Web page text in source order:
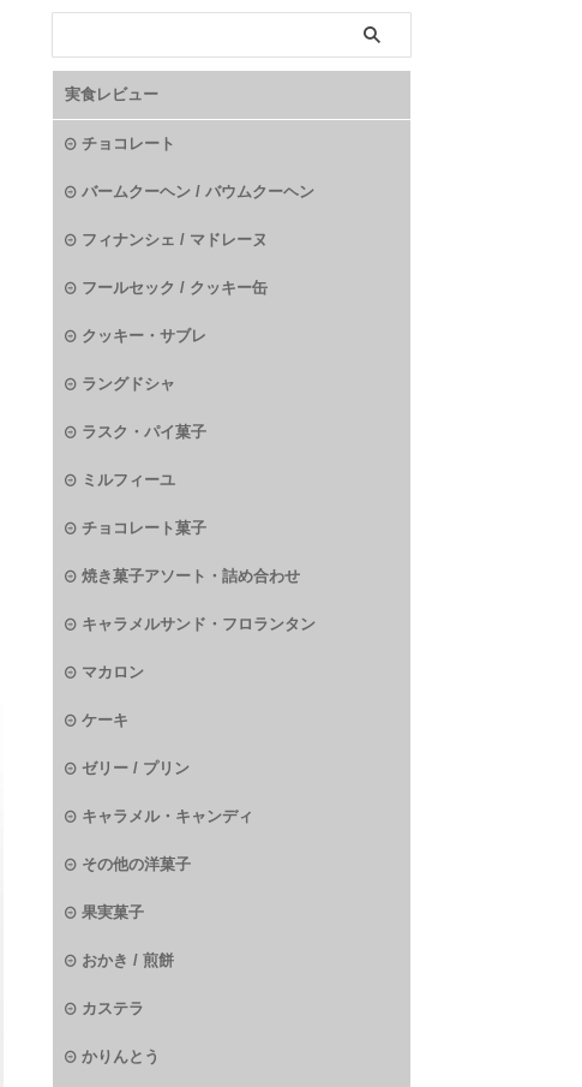
実食レビュー
チョコレート
バームクーヘン / バウムクーヘン
フィナンシェ / マドレーヌ
フールセック / クッキー缶
クッキー・サブレ
ラングドシャ
ラスク・パイ菓子
ミルフィーユ
チョコレート菓子
焼き菓子アソート・詰め合わせ
キャラメルサンド・フロランタン
マカロン
ケーキ
ゼリー / プリン
キャラメル・キャンディ
その他の洋菓子
果実菓子
おかき / 煎餅
カステラ
かりんとう